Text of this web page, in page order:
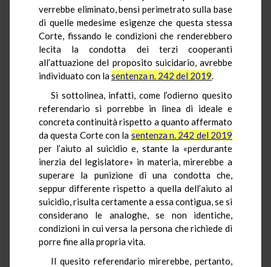
verrebbe eliminato, bensì perimetrato sulla base
di quelle medesime esigenze che questa stessa
Corte, fissando le condizioni che renderebbero
lecita la condotta dei terzi cooperanti
all’attuazione del proposito suicidario, avrebbe
individuato con lasentenza n. 242 del 2019.
Si sottolinea, infatti, come l’odierno quesito
referendario si porrebbe in linea di ideale e
concreta continuità rispetto a quanto affermato
da questa Corte con la sentenza n. 242 del 2019
per l’aiuto al suicidio e, stante la «perdurante
inerzia del legislatore» in materia, mirerebbe a
superare la punizione di una condotta che,
seppur differente rispetto a quella dell’aiuto al
suicidio, risulta certamente a essa contigua, se si
considerano le analoghe, se non identiche,
condizioni in cui versa la persona che richiede di
porre fine alla propria vita.
Il quesito referendario mirerebbe, pertanto,